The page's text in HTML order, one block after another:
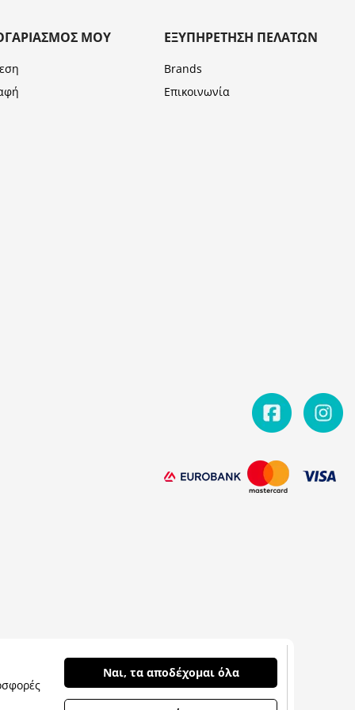
ΜΟΥ ΕΞΥΠΗΡΈΤΗΣΗ ΠΕΛΑΤΏΝ
Brands
Επικοινωνία
Ναι, τα αποδέχομαι όλα